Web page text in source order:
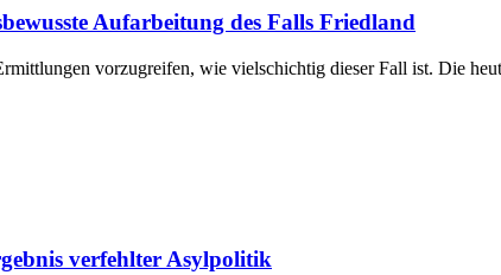
Aufarbeitung des Falls Friedland
vorzugreifen, wie vielschichtig dieser Fall ist. Die
verfehlter Asylpolitik